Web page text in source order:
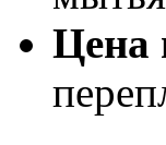
Цена